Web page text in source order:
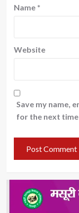
Name *
Website
Save my name,
for the next time